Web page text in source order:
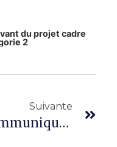
du projet cadre
2
Suivante
Communiqué Officiel